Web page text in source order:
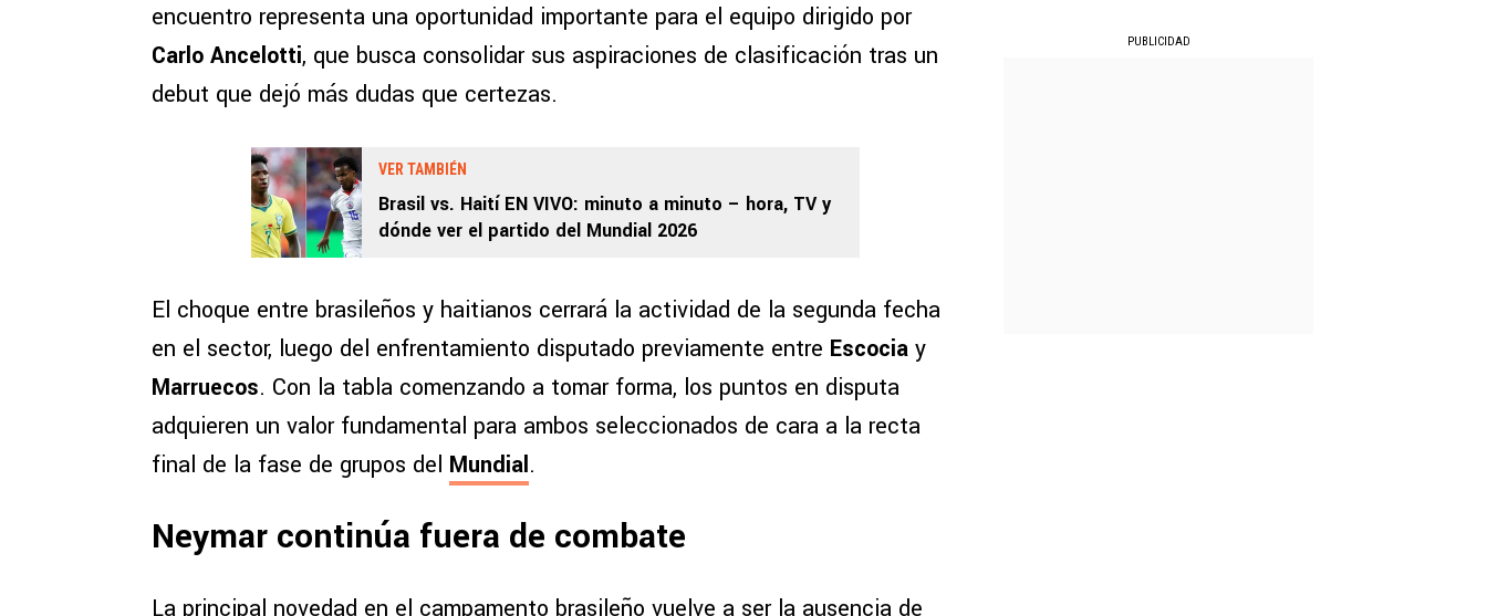
encuentro representa una oportunidad importante para el equipo dirigido por
Carlo Ancelotti, que busca consolidar sus aspiraciones de clasificación tras un
debut que dejó más dudas que certezas.
VER TAMBIÉN
Brasil vs. Haití EN VIVO: minuto a minuto – hora, TV y
dónde ver el partido del Mundial 2026
El choque entre brasileños y haitianos cerrará la actividad de la segunda fecha
en el sector, luego del enfrentamiento disputado previamente entre Escocia y
Marruecos. Con la tabla comenzando a tomar forma, los puntos en disputa
adquieren un valor fundamental para ambos seleccionados de cara a la recta
final de la fase de grupos del Mundial.
Neymar continúa fuera de combate
La principal novedad en el campamento brasileño vuelve a ser la ausencia de
PUBLICIDAD